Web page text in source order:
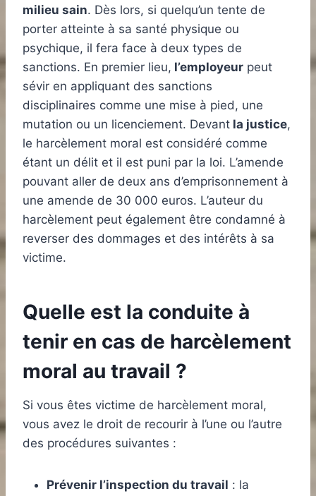
milieu sain. Dès lors, si quelqu’un tente de
porter atteinte à sa santé physique ou
psychique, il fera face à deux types de
sanctions. En premier lieu, l’employeur peut
sévir en appliquant des sanctions
disciplinaires comme une mise à pied, une
mutation ou un licenciement. Devant la justice,
le harcèlement moral est considéré comme
étant un délit et il est puni par la loi. L’amende
pouvant aller de deux ans d’emprisonnement à
une amende de 30 000 euros. L’auteur du
harcèlement peut également être condamné à
reverser des dommages et des intérêts à sa
victime.
Quelle est la conduite à
tenir en cas de harcèlement
moral au travail ?
Si vous êtes victime de harcèlement moral,
vous avez le droit de recourir à l’une ou l’autre
des procédures suivantes :
Prévenir l’inspection du travail : la